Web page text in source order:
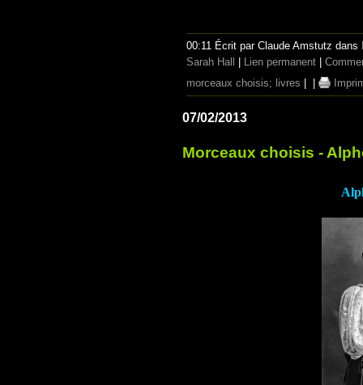
00:11 Écrit par Claude Amstutz dans
Sarah Hall
Lien permanent
morceaux choisis; livres
07/02/2013
Morceaux choisis -